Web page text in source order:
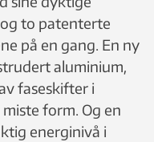
to patenterte
på en gang. En ny
aluminium,
faseskifter i
form. Og en
energinivå i